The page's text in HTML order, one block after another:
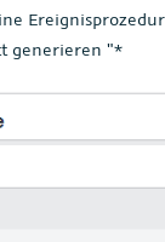
generieren "*